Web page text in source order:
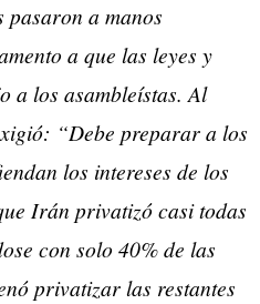
pasaron a manos
a que las leyes y
a los asambleístas. Al
“Debe preparar a los
los intereses de los
Irán privatizó casi todas
con solo 40% de las
privatizar las restantes